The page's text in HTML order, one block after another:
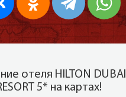
отеля HILTON DUBAI
5* на картах!